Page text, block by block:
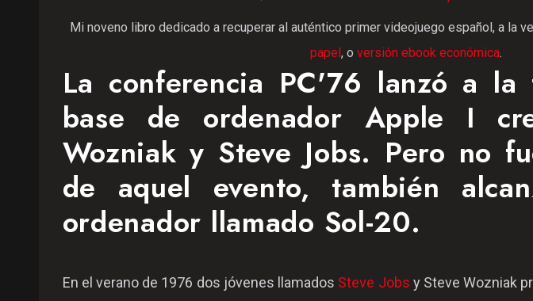
Mi noveno libro dedicado a recuperar al auténtico primer videojuego español, a la
papel, oversión ebook económica.
La conferencia PC'76 lanzó a
base de ordenador Apple I
Wozniak y Steve Jobs. Pero no
de aquel evento, también
ordenador llamado Sol-20.
En el verano de 1976 dos jóvenes llamados Steve Jobs y Steve Wozniak